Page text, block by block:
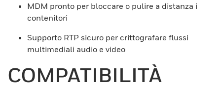
MDM pronto per bloccare o pulire a distanza i
contenitori
Supporto RTP sicuro per crittografare flussi
multimediali audio e video
COMPATIBILITÀ